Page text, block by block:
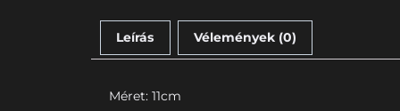
Leírás Vélemények (0)
Méret: 11cm